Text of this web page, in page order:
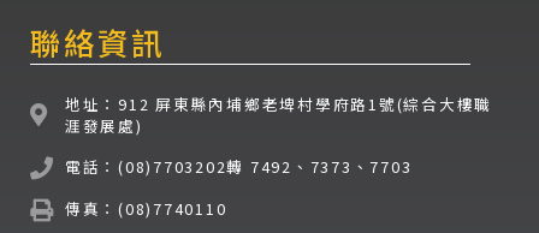
聯絡資訊
地址：912 屏東縣內埔鄉老埤村學府路1號(綜合大樓職
涯發展處)
電話：(08)7703202轉 7492、7373、7703
傳真：(08)7740110